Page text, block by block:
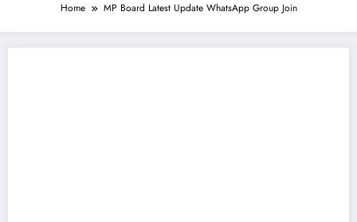
Home MP Board Latest Update WhatsApp Group Join